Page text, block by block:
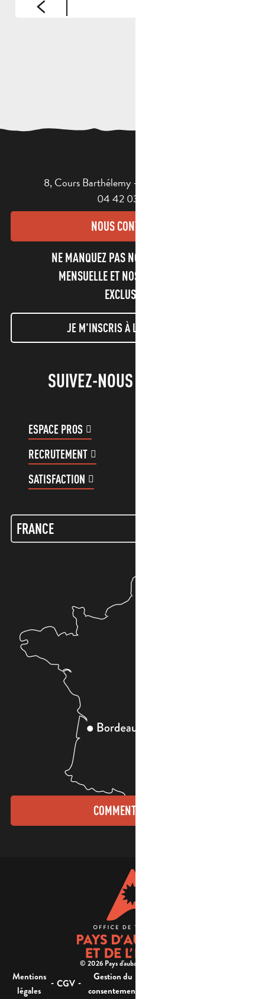
8, Cours Barthélemy - 13400 AUBAGNE
04 42 03 49 98
NOUS CONTACTER
NE MANQUEZ PAS NOTRE NEWSLETTER
MENSUELLE ET NOS INFORMATIONS
EXCLUSIVES !
JE M'INSCRIS À LA NEWSLETTER
SUIVEZ-NOUS !
ESPACE PROS
RECRUTEMENT
SATISFACTION
COMMENT VENIR ?
© 2026 Pays d'aubagne et de l'étoile -
Mentions
légales
- CGV -
Gestion du
consentement